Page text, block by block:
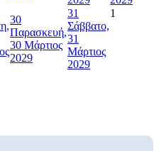
30
Παρασκευή,
30 Μάρτιος
2029
31
Σάββατο,
31
Μάρτιος
2029
1